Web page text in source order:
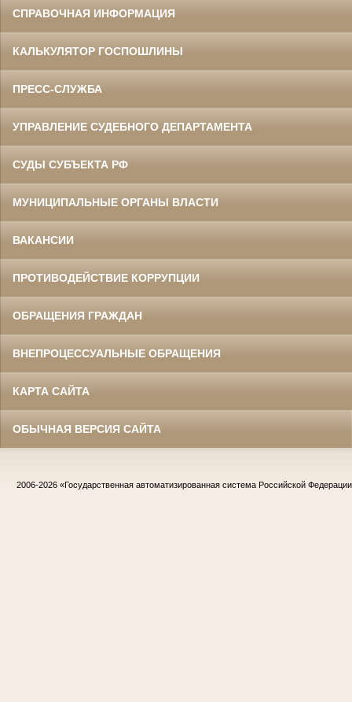
СПРАВОЧНАЯ ИНФОРМАЦИЯ
КАЛЬКУЛЯТОР ГОСПОШЛИНЫ
ПРЕСС-СЛУЖБА
УПРАВЛЕНИЕ СУДЕБНОГО ДЕПАРТАМЕНТА
СУДЫ СУБЪЕКТА РФ
МУНИЦИПАЛЬНЫЕ ОРГАНЫ ВЛАСТИ
ВАКАНСИИ
ПРОТИВОДЕЙСТВИЕ КОРРУПЦИИ
ОБРАЩЕНИЯ ГРАЖДАН
ВНЕПРОЦЕССУАЛЬНЫЕ ОБРАЩЕНИЯ
КАРТА САЙТА
ОБЫЧНАЯ ВЕРСИЯ САЙТА
2006-2026 «Государственная автоматизированная система Российской